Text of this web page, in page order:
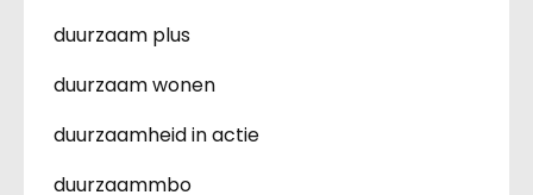
duurzaam plus
duurzaam wonen
duurzaamheid in actie
duurzaammbo